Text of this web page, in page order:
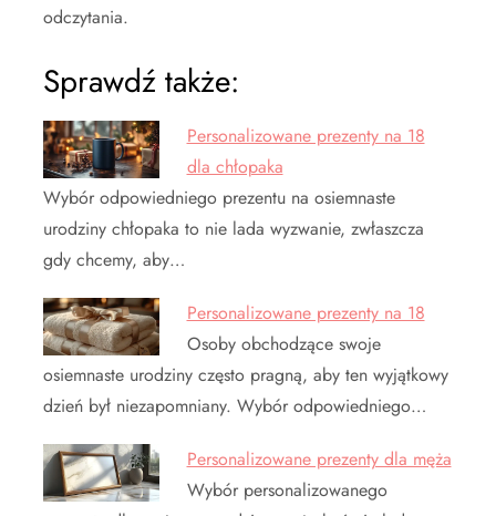
odczytania.
Sprawdź także:
Personalizowane prezenty na 18
dla chłopaka
Wybór odpowiedniego prezentu na osiemnaste
urodziny chłopaka to nie lada wyzwanie, zwłaszcza
gdy chcemy, aby…
Personalizowane prezenty na 18
Osoby obchodzące swoje
osiemnaste urodziny często pragną, aby ten wyjątkowy
dzień był niezapomniany. Wybór odpowiedniego…
Personalizowane prezenty dla męża
Wybór personalizowanego